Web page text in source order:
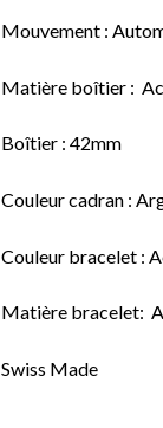
Mouvement :
Matière boîtier :
Boîtier : 42mm
Couleur cadran :
Couleur bracelet :
Matière bracelet:
Swiss Made